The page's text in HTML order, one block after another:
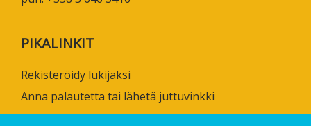
PIKALINKIT
Rekisteröidy lukijaksi
Anna palautetta tai lähetä juttuvinkki
Käyttöehdot